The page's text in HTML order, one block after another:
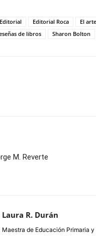
Editorial Editorial Roca El
de libros Sharon Bolton
M. Reverte
Laura R. Durán
Maestra de Educación Primaria